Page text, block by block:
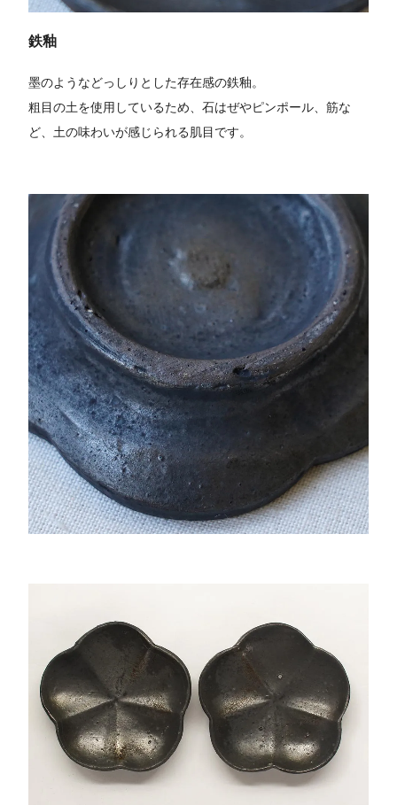
鉄釉
墨のようなどっしりとした存在感の鉄釉。
粗目の土を使用しているため、石はぜやピンポール、筋な
ど、土の味わいが感じられる肌目です。